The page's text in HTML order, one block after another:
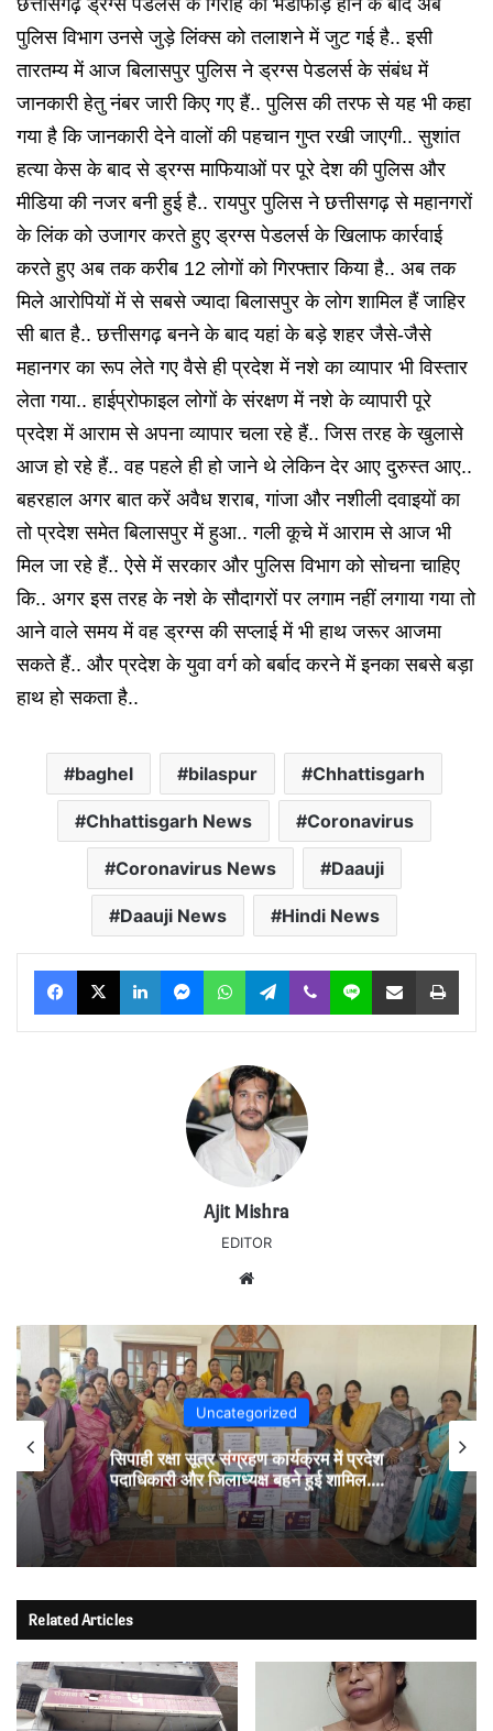
छत्तीसगढ़ ड्रग्स पेडलर्स के गिरोह का भंडाफोड़ होने के बाद अब
पुलिस विभाग उनसे जुड़े लिंक्स को तलाशने में जुट गई है.. इसी
तारतम्य में आज बिलासपुर पुलिस ने ड्रग्स पेडलर्स के संबंध में
जानकारी हेतु नंबर जारी किए गए हैं.. पुलिस की तरफ से यह भी कहा
गया है कि जानकारी देने वालों की पहचान गुप्त रखी जाएगी.. सुशांत
हत्या केस के बाद से ड्रग्स माफियाओं पर पूरे देश की पुलिस और
मीडिया की नजर बनी हुई है.. रायपुर पुलिस ने छत्तीसगढ़ से महानगरों
के लिंक को उजागर करते हुए ड्रग्स पेडलर्स के खिलाफ कार्रवाई
करते हुए अब तक करीब 12 लोगों को गिरफ्तार किया है.. अब तक
मिले आरोपियों में से सबसे ज्यादा बिलासपुर के लोग शामिल हैं जाहिर
सी बात है.. छत्तीसगढ़ बनने के बाद यहां के बड़े शहर जैसे-जैसे
महानगर का रूप लेते गए वैसे ही प्रदेश में नशे का व्यापार भी विस्तार
लेता गया.. हाईप्रोफाइल लोगों के संरक्षण में नशे के व्यापारी पूरे
प्रदेश में आराम से अपना व्यापार चला रहे हैं.. जिस तरह के खुलासे
आज हो रहे हैं.. वह पहले ही हो जाने थे लेकिन देर आए दुरुस्त आए..
बहरहाल अगर बात करें अवैध शराब, गांजा और नशीली दवाइयों का
तो प्रदेश समेत बिलासपुर में हुआ.. गली कूचे में आराम से आज भी
मिल जा रहे हैं.. ऐसे में सरकार और पुलिस विभाग को सोचना चाहिए
कि.. अगर इस तरह के नशे के सौदागरों पर लगाम नहीं लगाया गया तो
आने वाले समय में वह ड्रग्स की सप्लाई में भी हाथ जरूर आजमा
सकते हैं.. और प्रदेश के युवा वर्ग को बर्बाद करने में इनका सबसे बड़ा
हाथ हो सकता है..
baghel bilaspur Chhattisgarh
Chhattisgarh News Coronavirus
Coronavirus News Daauji
Daauji News Hindi News
Facebook
X LinkedInMessengerWhatsAppTelegram
Viber Line Share via Email Print
Ajit Mishra
EDITOR
Uncategorized
सिपाही रक्षा सूत्र संग्रहण कार्यक्रम में प्रदेश
पदाधिकारी और जिलाध्यक्ष बहने हुई शामिल….
Related Articles